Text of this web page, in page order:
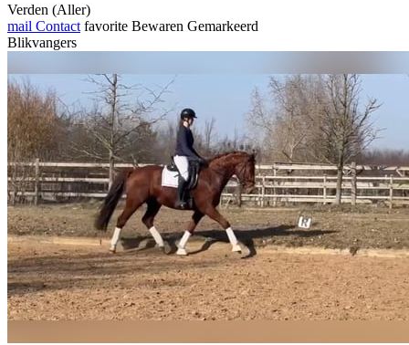
Verden (Aller)
mail Contact favorite Bewaren Gemarkeerd
Blikvangers